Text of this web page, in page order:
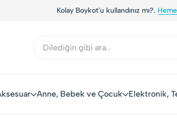
Kolay Boykot'u kullandınız mı?.
Anne, Bebek ve Çocuk Elektronik,